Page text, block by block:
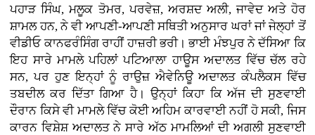
ਪਹਾੜ ਸਿੰਘ, ਮਲੂਕ ਤੋਮਰ, ਪਰਵੇਜ਼, ਅਰਸ਼ਦ ਅਲੀ, ਜਾਵੇਦ ਅਤੇ ਹੋਰ
ਸ਼ਾਮਲ ਹਨ, ਨੇ ਵੀ ਆਪਣੀ-ਆਪਣੀ ਸਥਿਤੀ ਅਨੁਸਾਰ ਘਰਾਂ ਜਾਂ ਜੇਲ੍ਹਾਂ ਤੋਂ
ਵੀਡੀਓ ਕਾਨਫਰੰਸਿੰਗ ਰਾਹੀਂ ਹਾਜ਼ਰੀ ਭਰੀ। ਭਾਈ ਮੰਝਪੁਰ ਨੇ ਦੱਸਿਆ ਕਿ
ਇਹ ਸਾਰੇ ਮਾਮਲੇ ਪਹਿਲਾਂ ਪਟਿਆਲਾ ਹਾਊਸ ਅਦਾਲਤ ਵਿੱਚ ਚੱਲ ਰਹੇ
ਸਨ, ਪਰ ਹੁਣ ਇਨ੍ਹਾਂ ਨੂੰ ਰਾਉਜ਼ ਐਵੇਨਿਊ ਅਦਾਲਤ ਕੰਪਲੈਕਸ ਵਿੱਚ
ਤਬਦੀਲ ਕਰ ਦਿੱਤਾ ਗਿਆ ਹੈ। ਉਨ੍ਹਾਂ ਕਿਹਾ ਕਿ ਅੱਜ ਦੀ ਸੁਣਵਾਈ
ਦੌਰਾਨ ਕਿਸੇ ਵੀ ਮਾਮਲੇ ਵਿੱਚ ਕੋਈ ਅਹਿਮ ਕਾਰਵਾਈ ਨਹੀਂ ਹੋ ਸਕੀ, ਜਿਸ
ਕਾਰਨ ਵਿਸ਼ੇਸ਼ ਅਦਾਲਤ ਨੇ ਸਾਰੇ ਅੱਠ ਮਾਮਲਿਆਂ ਦੀ ਅਗਲੀ ਸੁਣਵਾਈ